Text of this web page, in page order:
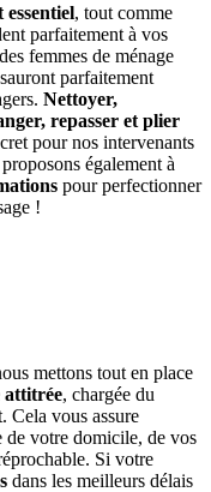
essentiel, tout comme
parfaitement à vos
femmes de ménage
parfaitement
Nettoyer,
repasser et plier
pour nos intervenants
également à
pour perfectionner
!
mettons tout en place
attitrée, chargée du
Cela vous assure
de votre domicile, de vos
Si votre
dans les meilleurs délais